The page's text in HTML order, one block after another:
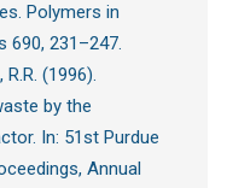
Polymers in
690, 231–247.
R.R. (1996).
by the
In: 51st Purdue
Annual